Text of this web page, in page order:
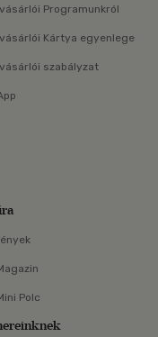
Programunkról
Kártya egyenlege
szabályzat
Polc